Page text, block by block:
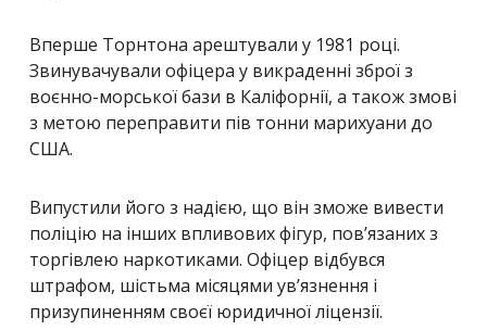
Вперше Торнтона арештували у 1981 році.
Звинувачували офіцера у викраденні зброї з
воєнно-морської бази в Каліфорнії, а також змові
з метою переправити пів тонни марихуани до
США.
Випустили його з надією, що він зможе вивести
поліцію на інших впливових фігур, пов’язаних з
торгівлею наркотиками. Офіцер відбувся
штрафом, шістьма місяцями ув’язнення і
призупиненням своєї юридичної ліцензії.